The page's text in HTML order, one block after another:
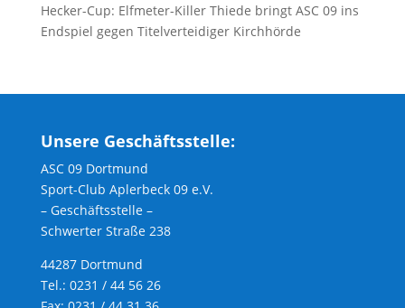
Hecker-Cup: Elfmeter-Killer Thiede bringt ASC 09 ins
Endspiel gegen Titelverteidiger Kirchhörde
Unsere Geschäftsstelle:
ASC 09 Dortmund
Sport-Club Aplerbeck 09 e.V.
– Geschäftsstelle –
Schwerter Straße 238
44287 Dortmund
Tel.: 0231 / 44 56 26